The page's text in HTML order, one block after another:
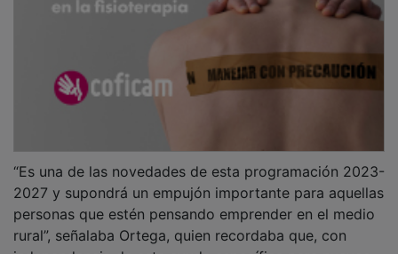
2027 y supondrá un empujón importante para aquellas
personas que estén pensando emprender en el medio
rural”, señalaba Ortega, quien recordaba que, con
independencia de esta ayuda específica para nuevos